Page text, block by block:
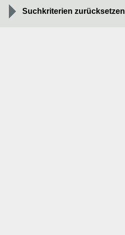
Suchkriterien zurücksetzen